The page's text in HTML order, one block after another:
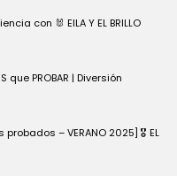
con 🐰 EILA Y EL BRILLO
que PROBAR | Diversión
– VERANO 2025] 🎖️ EL